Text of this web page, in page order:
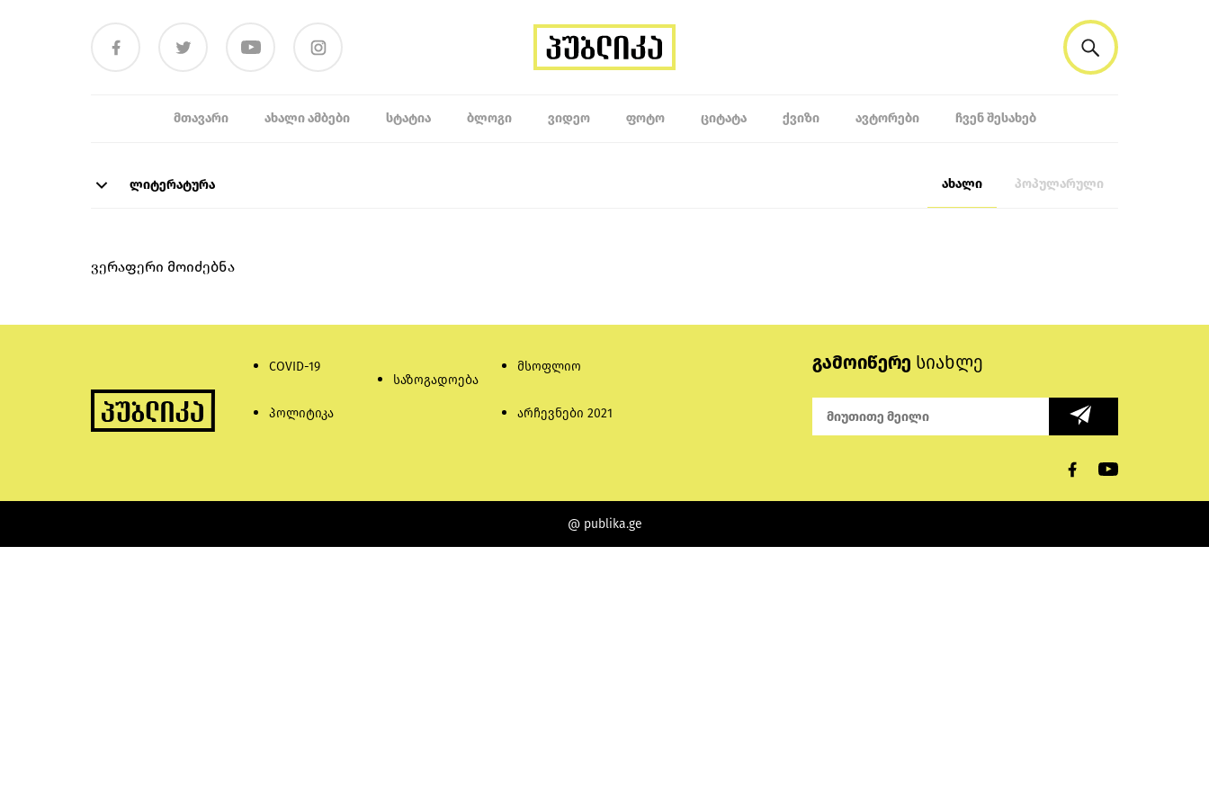
ᲛᲗᲐᲕᲐᲠᲘ ᲐᲮᲐᲚᲘ ᲐᲛᲑᲔᲑᲘ ᲡᲢᲐᲢᲘᲐ ᲑᲚᲝᲒᲘ ᲕᲘᲓᲔᲝ ᲤᲝᲢᲝ ᲪᲘᲢᲐᲢᲐ ᲥᲕᲘᲖᲘ ᲐᲕᲢᲝᲠᲔᲑᲘ ᲩᲕᲔᲜ ᲨᲔᲡᲐᲮᲔᲑ
ლიტერატურა ახალი პოპულარული
ვერაფერი მოიძებნა
COVID-19
პოლიტიკა
საზოგადოება
მსოფლიო
არჩევნები 2021
გამოიწერე სიახლე
@ publika.ge